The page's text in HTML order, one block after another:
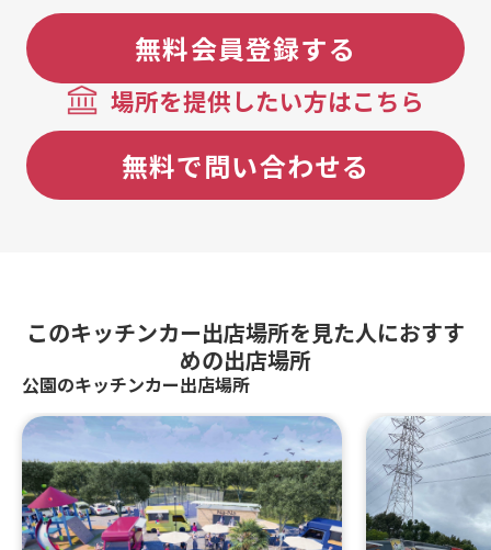
無料会員登録する
場所を提供したい方はこちら
無料で問い合わせる
このキッチンカー出店場所を見た人におすす
めの出店場所
公園のキッチンカー出店場所